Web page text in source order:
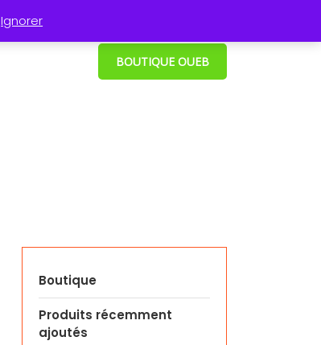
BOUTIQUE OUEB
Boutique
Produits récemment
ajoutés
Ignorer